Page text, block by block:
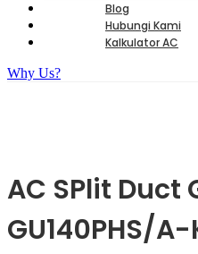
Blog
Hubungi Kami
Kalkulator AC
Why Us?
AC SPlit Duct
GU140PHS/